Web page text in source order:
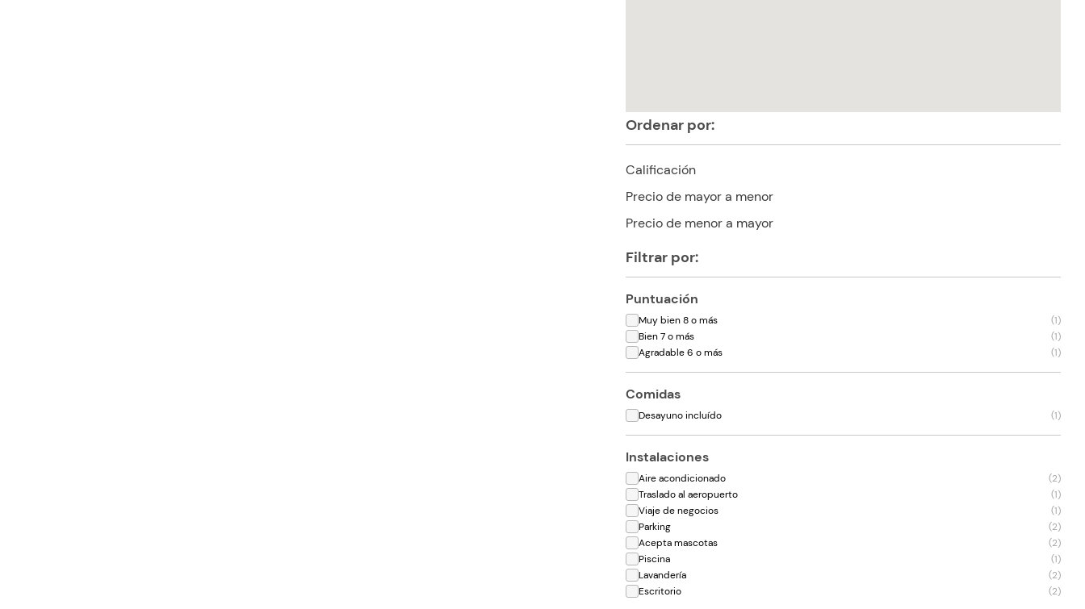
Ordenar por:
Calificación
Precio de mayor a menor
Precio de menor a mayor
Filtrar por:
Puntuación
Muy bien 8 o más (1)
Bien 7 o más
(1)
Agradable 6 o más
(1)
Comidas
Desayuno incluído (1)
Instalaciones
Aire acondicionado (2)
Traslado al aeropuerto
(1)
Viaje de negocios
(1)
Parking
(2)
Acepta mascotas
(2)
Piscina
(1)
Lavandería
(2)
Escritorio
(2)